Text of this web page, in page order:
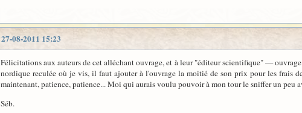
27-08-2011 15:23
Félicitations aux auteurs de cet alléchant ouvrage, et à leur "éditeur scientifique" —
nordique reculée où je vis, il faut ajouter à l'ouvrage la moitié de son prix pour les frais
maintenant, patience, patience... Moi qui aurais voulu pouvoir à mon tour le sniffer un peu
Séb.